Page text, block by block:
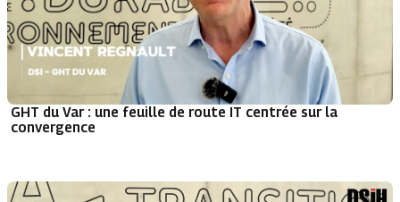
GHT du Var : une feuille de route IT centrée sur la
convergence